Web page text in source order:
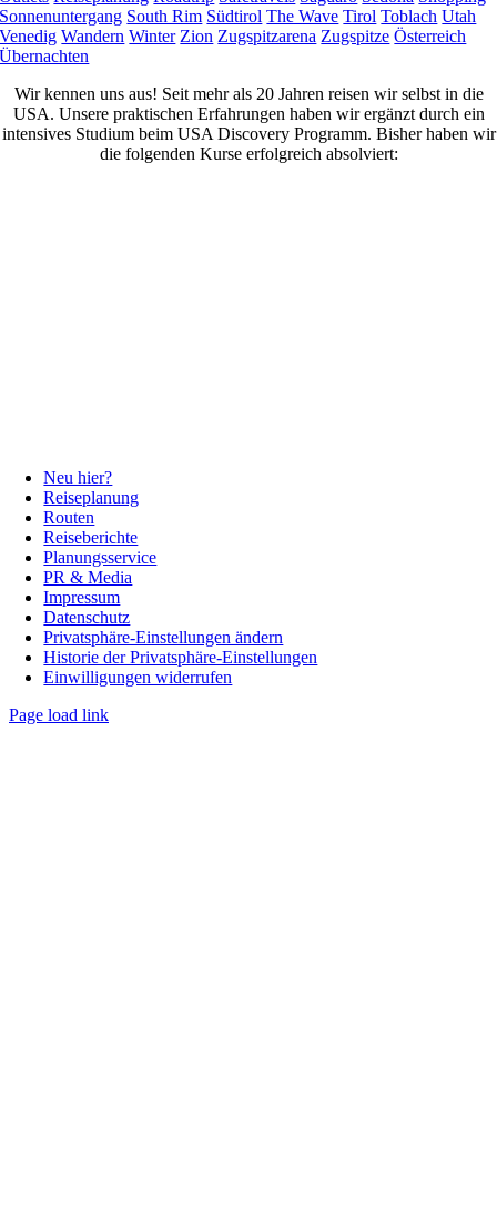
Sonnenuntergang South Rim Südtirol The Wave Tirol Toblach Utah
Venedig Wandern Winter Zion Zugspitzarena Zugspitze Österreich
Übernachten
Wir kennen uns aus! Seit mehr als 20 Jahren reisen wir selbst in die
USA. Unsere praktischen Erfahrungen haben wir ergänzt durch ein
intensives Studium beim USA Discovery Programm. Bisher haben wir
die folgenden Kurse erfolgreich absolviert:
Neu hier?
Reiseplanung
Routen
Reiseberichte
Planungsservice
PR & Media
Impressum
Datenschutz
Privatsphäre-Einstellungen ändern
Historie der Privatsphäre-Einstellungen
Einwilligungen widerrufen
Page load link